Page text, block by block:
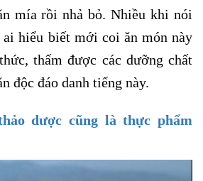
mía rồi nhả bỏ. Nhiều khi nói
ai hiểu biết mới coi ăn món này
thấm được các dưỡng chất
độc đáo danh tiếng này.
dược cũng là thực phẩm